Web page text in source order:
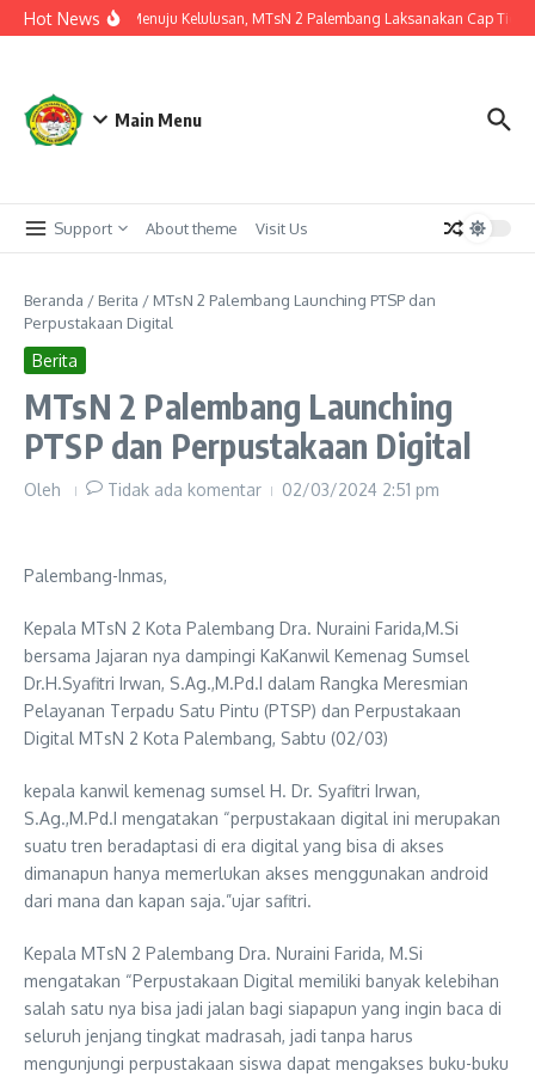
Lewati ke konten
Hot News
Langkah Akhir Menuju Kelulusan, MTsN 2 Palembang Laksanakan Cap Tiga
Main Menu
Support About theme Visit Us
Beranda / Berita / MTsN 2 Palembang Launching PTSP dan
Perpustakaan Digital
Berita
MTsN 2 Palembang Launching
PTSP dan Perpustakaan Digital
Oleh Tidak ada komentar 02/03/2024 2:51 pm
Palembang-Inmas,
Kepala MTsN 2 Kota Palembang Dra. Nuraini Farida,M.Si
bersama Jajaran nya dampingi KaKanwil Kemenag Sumsel
Dr.H.Syafitri Irwan, S.Ag.,M.Pd.I dalam Rangka Meresmian
Pelayanan Terpadu Satu Pintu (PTSP) dan Perpustakaan
Digital MTsN 2 Kota Palembang, Sabtu (02/03)
kepala kanwil kemenag sumsel H. Dr. Syafitri Irwan,
S.Ag.,M.Pd.I mengatakan “perpustakaan digital ini merupakan
suatu tren beradaptasi di era digital yang bisa di akses
dimanapun hanya memerlukan akses menggunakan android
dari mana dan kapan saja.”ujar safitri.
Kepala MTsN 2 Palembang Dra. Nuraini Farida, M.Si
mengatakan “Perpustakaan Digital memiliki banyak kelebihan
salah satu nya bisa jadi jalan bagi siapapun yang ingin baca di
seluruh jenjang tingkat madrasah, jadi tanpa harus
mengunjungi perpustakaan siswa dapat mengakses buku-buku